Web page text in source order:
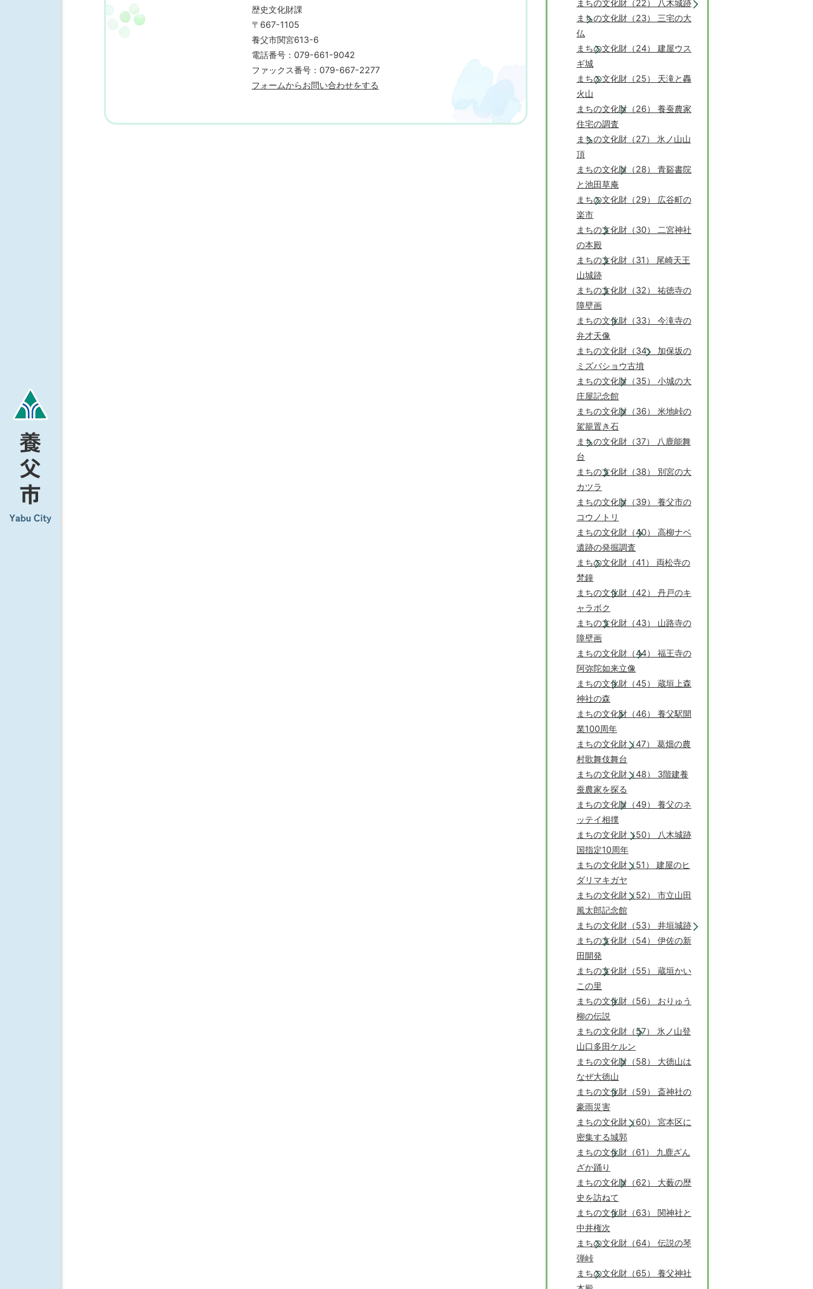
歴史文化財課
〒667-1105
養父市関宮613-6
電話番号：079-661-9042
ファックス番号：079-667-2277
フォームからお問い合わせをする
まちの文化財（22） 八木城跡
まちの文化財（23） 三宅の大
仏
まちの文化財（24） 建屋ウス
ギ城
まちの文化財（25） 天滝と轟
火山
まちの文化財（26） 養蚕農家
住宅の調査
まちの文化財（27） 氷ノ山山
頂
まちの文化財（28） 青谿書院
と池田草庵
まちの文化財（29） 広谷町の
楽市
まちの文化財（30） 二宮神社
の本殿
まちの文化財（31） 尾崎天王
山城跡
まちの文化財（32） 祐徳寺の
障壁画
まちの文化財（33） 今滝寺の
弁才天像
まちの文化財（34） 加保坂の
ミズバショウ古墳
まちの文化財（35） 小城の大
庄屋記念館
まちの文化財（36） 米地峠の
駕籠置き石
まちの文化財（37） 八鹿能舞
台
まちの文化財（38） 別宮の大
カツラ
まちの文化財（39） 養父市の
コウノトリ
まちの文化財（40） 高柳ナベ
遺跡の発掘調査
まちの文化財（41） 両松寺の
梵鐘
まちの文化財（42） 丹戸のキ
ャラボク
まちの文化財（43） 山路寺の
障壁画
まちの文化財（44） 福王寺の
阿弥陀如来立像
まちの文化財（45） 蔵垣上森
神社の森
まちの文化財（46） 養父駅開
業100周年
まちの文化財（47） 葛畑の農
村歌舞伎舞台
まちの文化財（48） 3階建養
蚕農家を探る
まちの文化財（49） 養父のネ
ッテイ相撲
まちの文化財（50） 八木城跡
国指定10周年
まちの文化財（51） 建屋のヒ
ダリマキガヤ
まちの文化財（52） 市立山田
風太郎記念館
まちの文化財（53） 井垣城跡
まちの文化財（54） 伊佐の新
田開発
まちの文化財（55） 蔵垣かい
この里
まちの文化財（56） おりゅう
柳の伝説
まちの文化財（57） 氷ノ山登
山口多田ケルン
まちの文化財（58） 大徳山は
なぜ大徳山
まちの文化財（59） 斎神社の
豪雨災害
まちの文化財（60） 宮本区に
密集する城郭
まちの文化財（61） 九鹿ざん
ざか踊り
まちの文化財（62） 大薮の歴
史を訪ねて
まちの文化財（63） 関神社と
中井権次
まちの文化財（64） 伝説の琴
弾峠
まちの文化財（65） 養父神社